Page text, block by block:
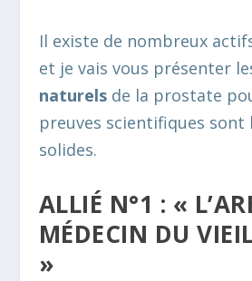
Il existe de nombreux
et je vais vous présenter
naturelsde la prostate
preuves scientifiques sont
solides.
ALLIÉ N°1 : «
MÉDECIN DU
»